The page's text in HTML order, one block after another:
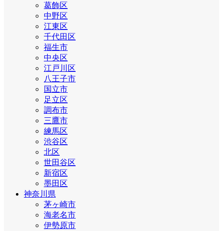
葛飾区
中野区
江東区
千代田区
福生市
中央区
江戸川区
八王子市
国立市
足立区
調布市
三鷹市
練馬区
渋谷区
北区
世田谷区
新宿区
墨田区
神奈川県
茅ヶ崎市
海老名市
伊勢原市